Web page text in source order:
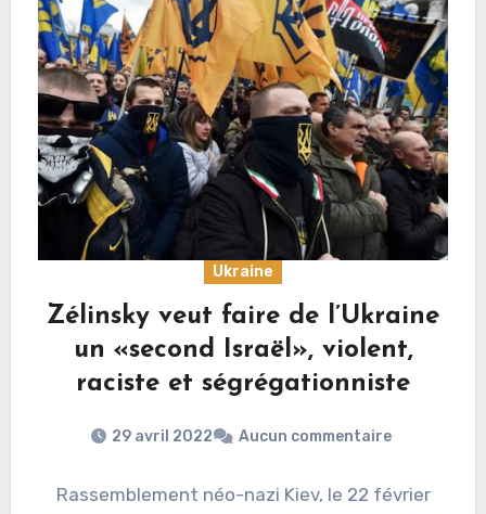
Ukraine
Zélinsky veut faire de l’Ukraine
un «second Israël», violent,
raciste et ségrégationniste
29 avril 2022 Aucun commentaire
Rassemblement néo-nazi Kiev, le 22 février